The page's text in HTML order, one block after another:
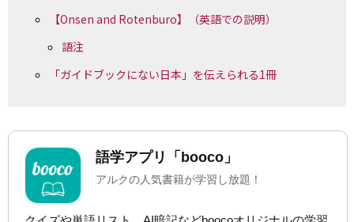
【Onsen and Rotenburo】（英語での説明）
語注
「ガイドブックにない日本」を伝えられる1冊